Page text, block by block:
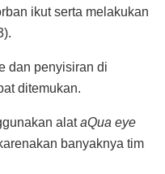
ikut serta melakukan
dan penyisiran di
ditemukan.
alataQua eye
banyaknya tim